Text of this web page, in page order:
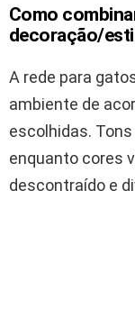
Como
decoração/
A rede para
ambiente de
escolhidas.
enquanto cores
descontraído e